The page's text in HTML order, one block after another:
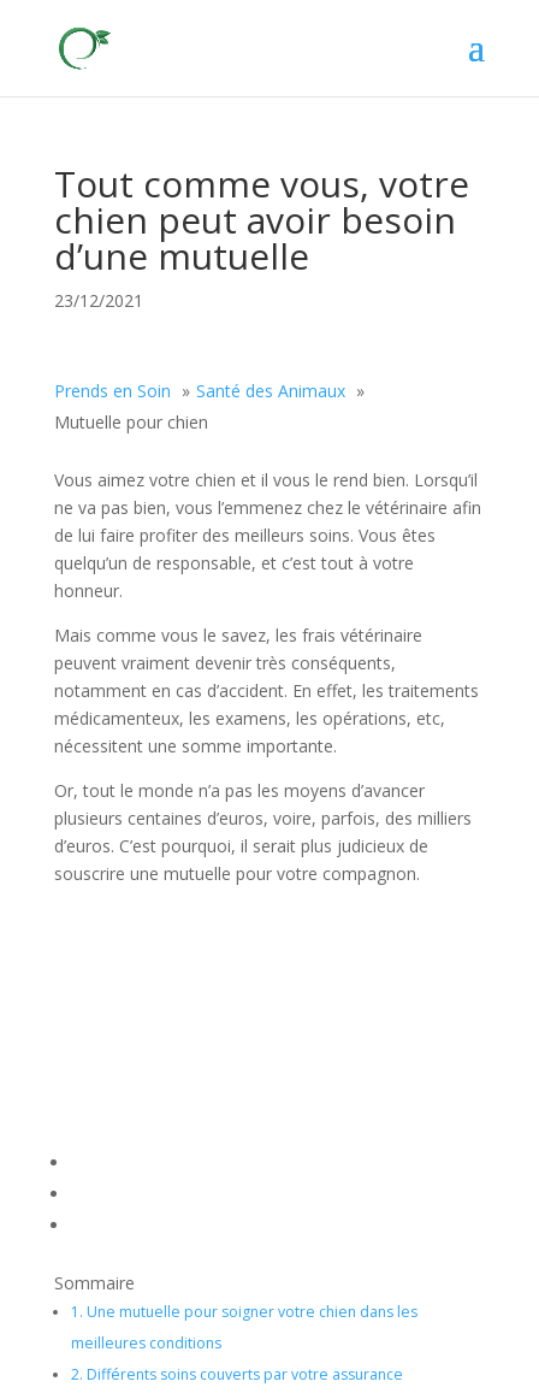
Tout comme vous, votre
chien peut avoir besoin
d’une mutuelle
23/12/2021
Prends en Soin
Santé des Animaux
Mutuelle pour chien
Vous aimez votre chien et il vous le rend bien. Lorsqu’il
ne va pas bien, vous l’emmenez chez le vétérinaire afin
de lui faire profiter des meilleurs soins. Vous êtes
quelqu’un de responsable, et c’est tout à votre
honneur.
Mais comme vous le savez, les frais vétérinaire
peuvent vraiment devenir très conséquents,
notamment en cas d’accident. En effet, les traitements
médicamenteux, les examens, les opérations, etc,
nécessitent une somme importante.
Or, tout le monde n’a pas les moyens d’avancer
plusieurs centaines d’euros, voire, parfois, des milliers
d’euros. C’est pourquoi, il serait plus judicieux de
souscrire une mutuelle pour votre compagnon.
Sommaire
1. Une mutuelle pour soigner votre chien dans les
meilleures conditions
2. Différents soins couverts par votre assurance